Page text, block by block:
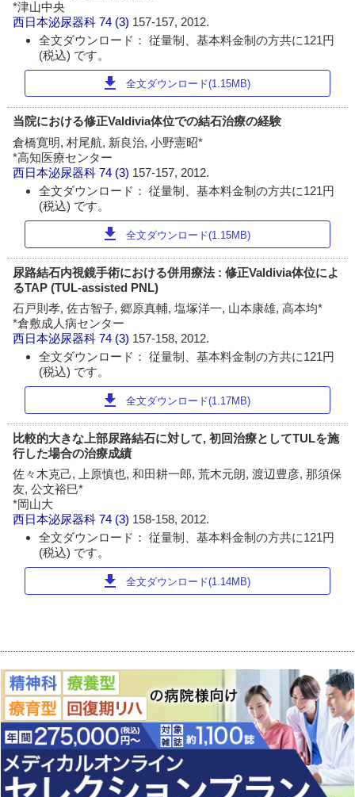
*津山中央
西日本泌尿器科 74 (3) 157-157, 2012.
全文ダウンロード： 従量制、基本料金制の方共に121円
(税込) です。
download 全文ダウンロード(1.15MB)
当院における修正Valdivia体位での結石治療の経験
倉橋寛明, 村尾航, 新良治, 小野憲昭*
*高知医療センター
西日本泌尿器科 74 (3) 157-157, 2012.
全文ダウンロード： 従量制、基本料金制の方共に121円
(税込) です。
download 全文ダウンロード(1.15MB)
尿路結石内視鏡手術における併用療法 : 修正Valdivia体位によ
るTAP (TUL-assisted PNL)
石戸則孝, 佐古智子, 郷原真輔, 塩塚洋一, 山本康雄, 高本均*
*倉敷成人病センター
西日本泌尿器科 74 (3) 157-158, 2012.
全文ダウンロード： 従量制、基本料金制の方共に121円
(税込) です。
download 全文ダウンロード(1.17MB)
比較的大きな上部尿路結石に対して, 初回治療としてTULを施
行した場合の治療成績
佐々木克己, 上原慎也, 和田耕一郎, 荒木元朗, 渡辺豊彦, 那須保
友, 公文裕巳*
*岡山大
西日本泌尿器科 74 (3) 158-158, 2012.
全文ダウンロード： 従量制、基本料金制の方共に121円
(税込) です。
download 全文ダウンロード(1.14MB)